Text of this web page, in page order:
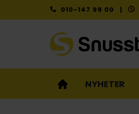
to
010-147 99 00 |
NYHETER